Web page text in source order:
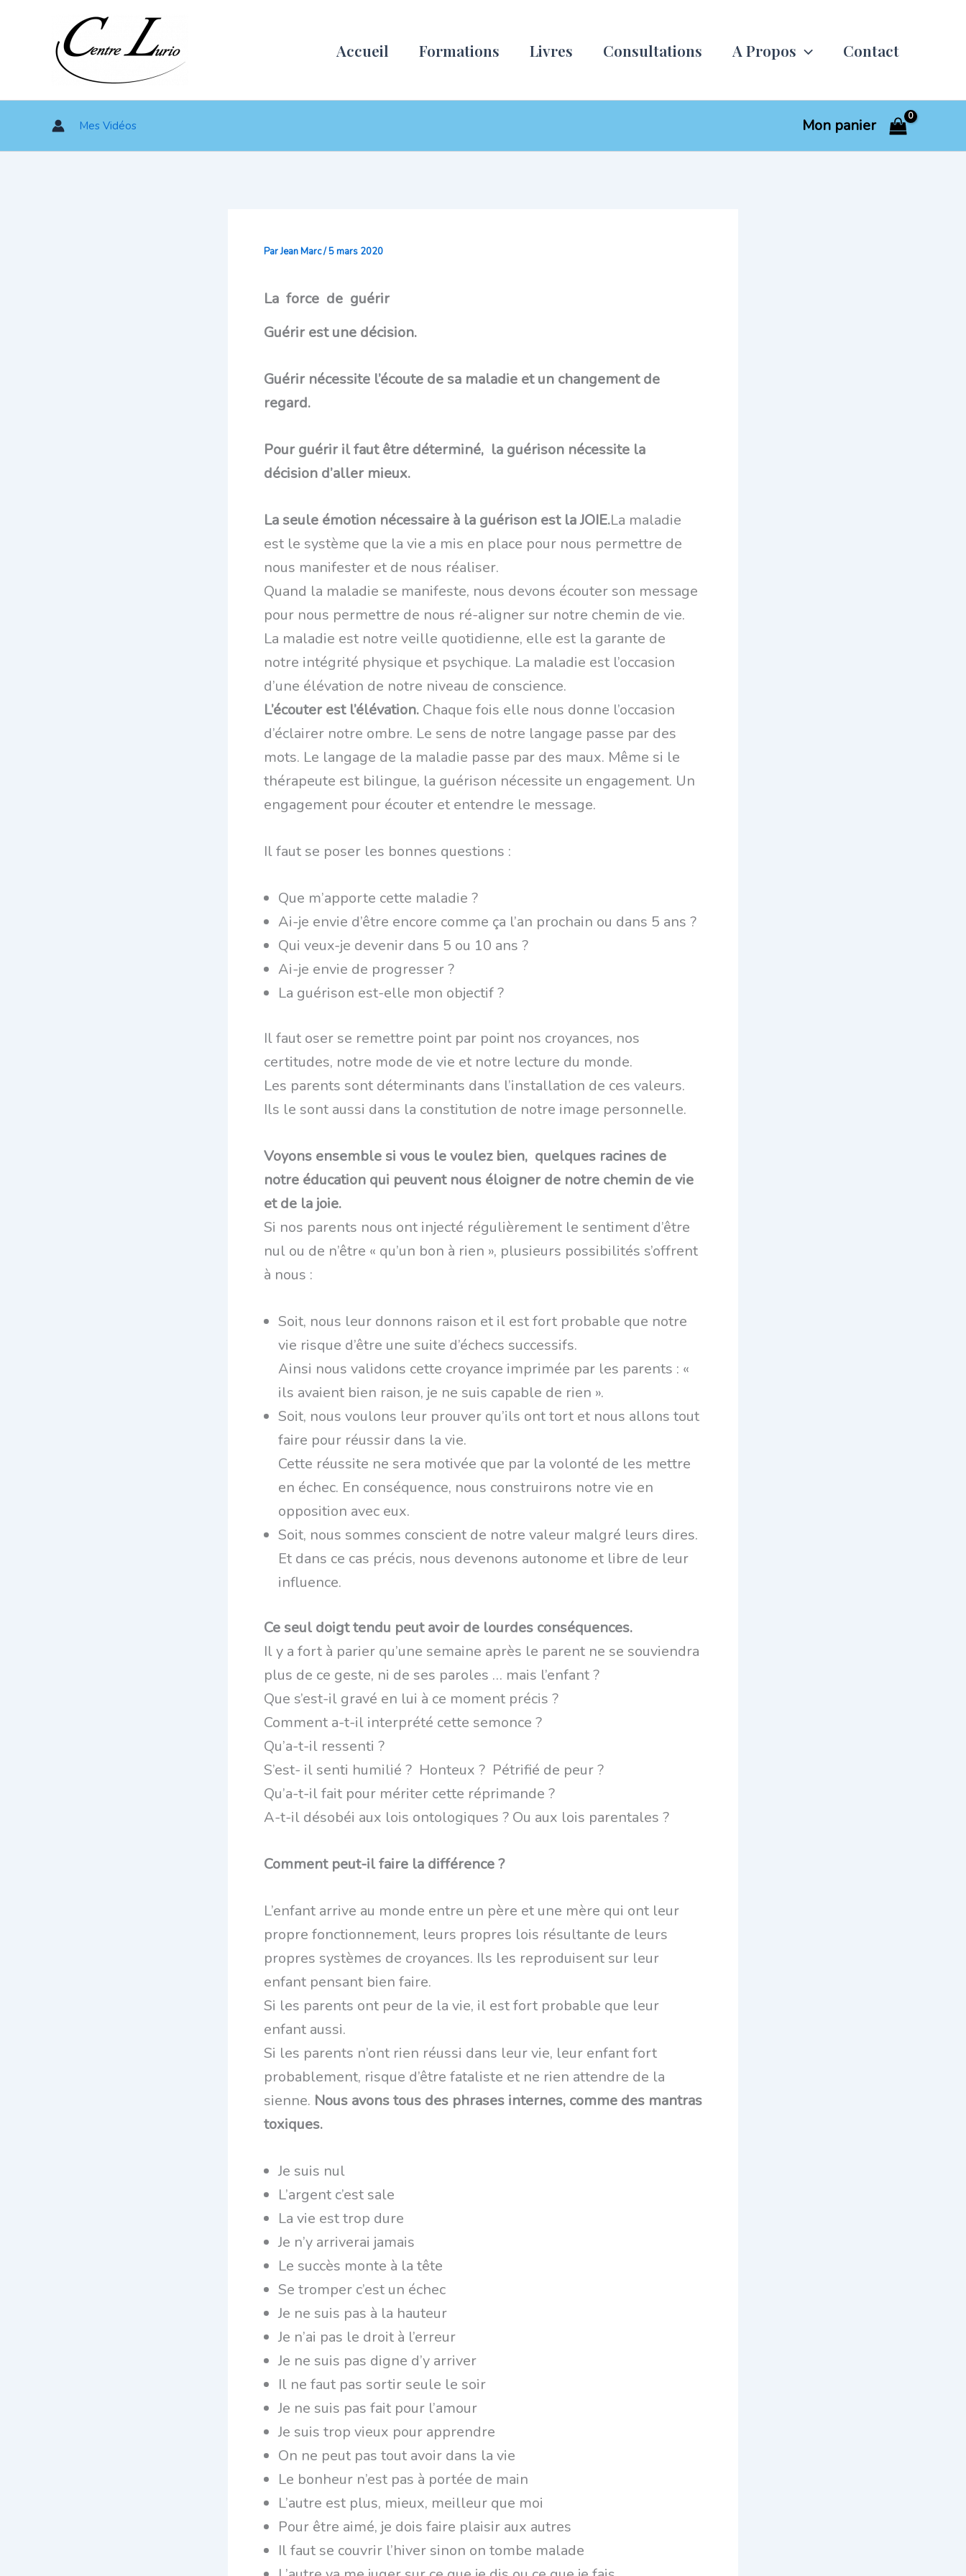
Accueil Formations Livres Consultations A Propos Contact
Mes Vidéos Mon panier
ParJean Marc/5 mars 2020
La force de guérir
Guérir est une décision.
Guérir nécessite l’écoute de sa maladie et un changement de
regard.
Pour guérir il faut être déterminé, la guérison nécessite la
décision d’aller mieux.
La seule émotion nécessaire à la guérison est la JOIE.La maladie
est le système que la vie a mis en place pour nous permettre de
nous manifester et de nous réaliser.
Quand la maladie se manifeste, nous devons écouter son message
pour nous permettre de nous ré-aligner sur notre chemin de vie.
La maladie est notre veille quotidienne, elle est la garante de
notre intégrité physique et psychique. La maladie est l’occasion
d’une élévation de notre niveau de conscience.
L’écouter est l’élévation. Chaque fois elle nous donne l’occasion
d’éclairer notre ombre. Le sens de notre langage passe par des
mots. Le langage de la maladie passe par des maux. Même si le
thérapeute est bilingue, la guérison nécessite un engagement. Un
engagement pour écouter et entendre le message.
Il faut se poser les bonnes questions :
Que m’apporte cette maladie ?
Ai-je envie d’être encore comme ça l’an prochain ou dans 5 ans ?
Qui veux-je devenir dans 5 ou 10 ans ?
Ai-je envie de progresser ?
La guérison est-elle mon objectif ?
Il faut oser se remettre point par point nos croyances, nos
certitudes, notre mode de vie et notre lecture du monde.
Les parents sont déterminants dans l’installation de ces valeurs.
Ils le sont aussi dans la constitution de notre image personnelle.
Voyons ensemble si vous le voulez bien, quelques racines de
notre éducation qui peuvent nous éloigner de notre chemin de vie
et de la joie.
Si nos parents nous ont injecté régulièrement le sentiment d’être
nul ou de n’être « qu’un bon à rien », plusieurs possibilités s’offrent
à nous :
Soit, nous leur donnons raison et il est fort probable que notre
vie risque d’être une suite d’échecs successifs.
Ainsi nous validons cette croyance imprimée par les parents : «
ils avaient bien raison, je ne suis capable de rien ».
Soit, nous voulons leur prouver qu’ils ont tort et nous allons tout
faire pour réussir dans la vie.
Cette réussite ne sera motivée que par la volonté de les mettre
en échec. En conséquence, nous construirons notre vie en
opposition avec eux.
Soit, nous sommes conscient de notre valeur malgré leurs dires.
Et dans ce cas précis, nous devenons autonome et libre de leur
influence.
Ce seul doigt tendu peut avoir de lourdes conséquences.
Il y a fort à parier qu’une semaine après le parent ne se souviendra
plus de ce geste, ni de ses paroles … mais l’enfant ?
Que s’est-il gravé en lui à ce moment précis ?
Comment a-t-il interprété cette semonce ?
Qu’a-t-il ressenti ?
S’est- il senti humilié ? Honteux ? Pétrifié de peur ?
Qu’a-t-il fait pour mériter cette réprimande ?
A-t-il désobéi aux lois ontologiques ? Ou aux lois parentales ?
Comment peut-il faire la différence ?
L’enfant arrive au monde entre un père et une mère qui ont leur
propre fonctionnement, leurs propres lois résultante de leurs
propres systèmes de croyances. Ils les reproduisent sur leur
enfant pensant bien faire.
Si les parents ont peur de la vie, il est fort probable que leur
enfant aussi.
Si les parents n’ont rien réussi dans leur vie, leur enfant fort
probablement, risque d’être fataliste et ne rien attendre de la
sienne. Nous avons tous des phrases internes, comme des mantras
toxiques.
Je suis nul
L’argent c’est sale
La vie est trop dure
Je n’y arriverai jamais
Le succès monte à la tête
Se tromper c’est un échec
Je ne suis pas à la hauteur
Je n’ai pas le droit à l’erreur
Je ne suis pas digne d’y arriver
Il ne faut pas sortir seule le soir
Je ne suis pas fait pour l’amour
Je suis trop vieux pour apprendre
On ne peut pas tout avoir dans la vie
Le bonheur n’est pas à portée de main
L’autre est plus, mieux, meilleur que moi
Pour être aimé, je dois faire plaisir aux autres
Il faut se couvrir l’hiver sinon on tombe malade